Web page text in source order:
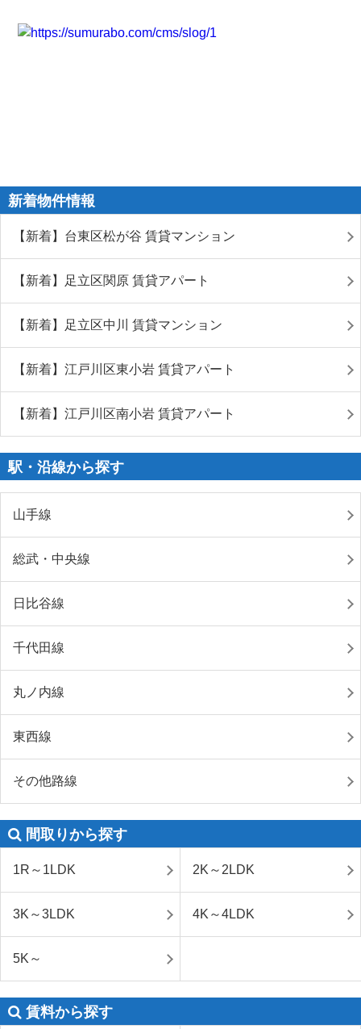
新着物件情報
【新着】台東区松が谷 賃貸マンション
【新着】足立区関原 賃貸アパート
【新着】足立区中川 賃貸マンション
【新着】江戸川区東小岩 賃貸アパート
【新着】江戸川区南小岩 賃貸アパート
駅・沿線から探す
山手線
総武・中央線
日比谷線
千代田線
丸ノ内線
東西線
その他路線
間取りから探す
1R～1LDK 2K～2LDK
3K～3LDK 4K～4LDK
5K～
賃料から探す